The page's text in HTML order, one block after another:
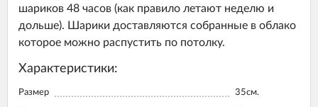
шариков 48 часов (как правило летают неделю и
дольше). Шарики доставляются собранные в облако
которое можно распустить по потолку.
Характеристики:
Размер 35см.